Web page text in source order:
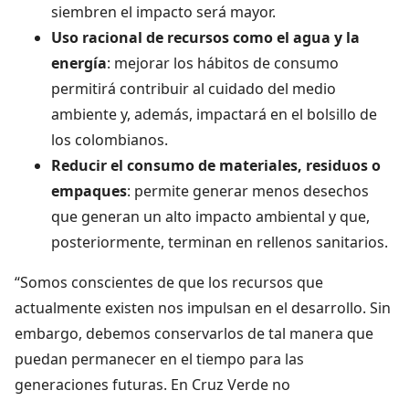
siembren el impacto será mayor.
Uso racional de recursos como el agua y la
energía: mejorar los hábitos de consumo
permitirá contribuir al cuidado del medio
ambiente y, además, impactará en el bolsillo de
los colombianos.
Reducir el consumo de materiales, residuos o
empaques: permite generar menos desechos
que generan un alto impacto ambiental y que,
posteriormente, terminan en rellenos sanitarios.
“Somos conscientes de que los recursos que
actualmente existen nos impulsan en el desarrollo. Sin
embargo, debemos conservarlos de tal manera que
puedan permanecer en el tiempo para las
generaciones futuras. En Cruz Verde no